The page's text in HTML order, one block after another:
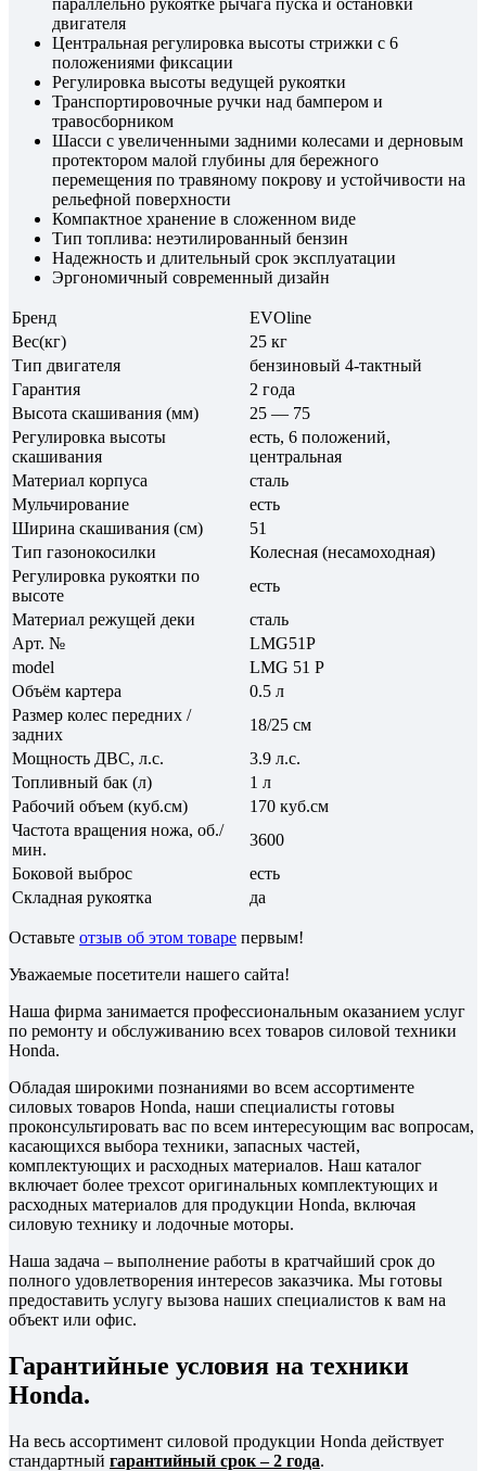
двигателя
Центральная регулировка высоты стрижки с 6
положениями фиксации
Регулировка высоты ведущей рукоятки
Транспортировочные ручки над бампером и
травосборником
Шасси с увеличенными задними колесами и дерновым
протектором малой глубины для бережного
перемещения по травяному покрову и устойчивости на
рельефной поверхности
Компактное хранение в сложенном виде
Тип топлива: неэтилированный бензин
Надежность и длительный срок эксплуатации
Эргономичный современный дизайн
Бренд
EVOline
Вес(кг)
25 кг
Тип двигателя
бензиновый 4-тактный
Гарантия
2 года
Высота скашивания (мм)
25 — 75
Регулировка высоты
скашивания
есть, 6 положений,
центральная
Материал корпуса
сталь
Мульчирование
есть
Ширина скашивания (см)
51
Тип газонокосилки
Колесная (несамоходная)
Регулировка рукоятки по
высоте
есть
Материал режущей деки
сталь
Арт. №
LMG51P
model
LMG 51 P
Объём картера
0.5 л
Размер колес передних /
задних
18/25 см
Мощность ДВС, л.с.
3.9 л.с.
Топливный бак (л)
1 л
Рабочий объем (куб.см)
170 куб.см
Частота вращения ножа, об./
мин.
3600
Боковой выброс
есть
Складная рукоятка
да
Оставьте отзыв об этом товаре первым!
Уважаемые посетители нашего сайта!
Наша фирма занимается профессиональным оказанием услуг
по ремонту и обслуживанию всех товаров силовой техники
Honda.
Обладая широкими познаниями во всем ассортименте
силовых товаров Honda, наши специалисты готовы
проконсультировать вас по всем интересующим вас вопросам,
касающихся выбора техники, запасных частей,
комплектующих и расходных материалов. Наш каталог
включает более трехсот оригинальных комплектующих и
расходных материалов для продукции Honda, включая
силовую технику и лодочные моторы.
Наша задача – выполнение работы в кратчайший срок до
полного удовлетворения интересов заказчика. Мы готовы
предоставить услугу вызова наших специалистов к вам на
объект или офис.
Гарантийные условия на техники
Honda.
На весь ассортимент силовой продукции Honda действует
стандартный гарантийный срок – 2 года.